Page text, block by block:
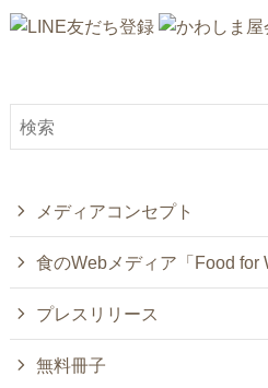
メディアコンセプト
食のWebメディア「Food for
プレスリリース
無料冊子